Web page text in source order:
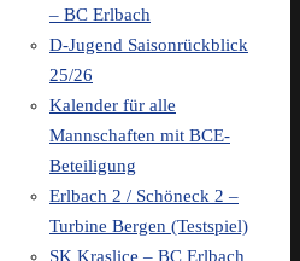
– BC Erlbach
D-Jugend Saisonrückblick
25/26
Kalender für alle
Mannschaften mit BCE-
Beteiligung
Erlbach 2 / Schöneck 2 –
Turbine Bergen (Testspiel)
SK Kraslice – BC Erlbach